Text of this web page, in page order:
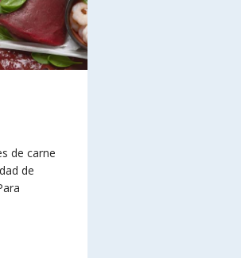
de carne
de